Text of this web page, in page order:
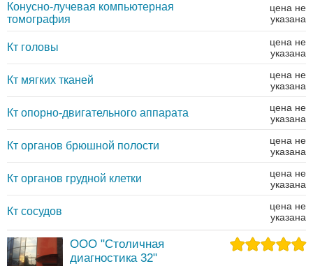
Конусно-лучевая компьютерная
томография
цена не
указана
Кт головы
цена не
указана
Кт мягких тканей
цена не
указана
Кт опорно-двигательного аппарата
цена не
указана
Кт органов брюшной полости
цена не
указана
Кт органов грудной клетки
цена не
указана
Кт сосудов
цена не
указана
ООО "Столичная
диагностика 32"